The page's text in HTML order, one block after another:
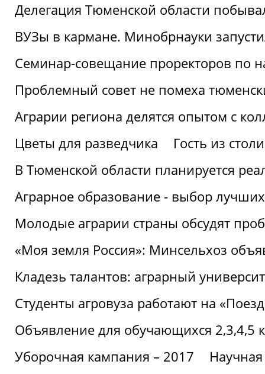
Делегация Тюменской области
ВУЗы в кармане. Минобрнауки
Семинар-совещание проректоров по
Проблемный совет не помеха
Аграрии региона делятся опытом с
Цветы для разведчика
Гость из
В Тюменской области планируется
Аграрное образование - выбор лучших
Молодые аграрии страны обсудят
«Моя земля Россия»: Минсельхоз
Кладезь талантов: аграрный
Студенты агровуза работают на
Объявление для обучающихся 2,3,4,5
Уборочная кампания – 2017